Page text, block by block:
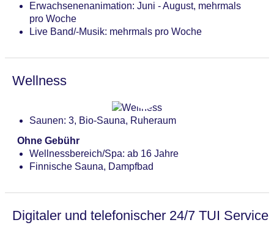
Erwachsenenanimation: Juni - August, mehrmals
pro Woche
Live Band/-Musik: mehrmals pro Woche
Wellness
Saunen: 3, Bio-Sauna, Ruheraum
Ohne Gebühr
Wellnessbereich/Spa: ab 16 Jahre
Finnische Sauna, Dampfbad
Digitaler und telefonischer 24/7 TUI Service